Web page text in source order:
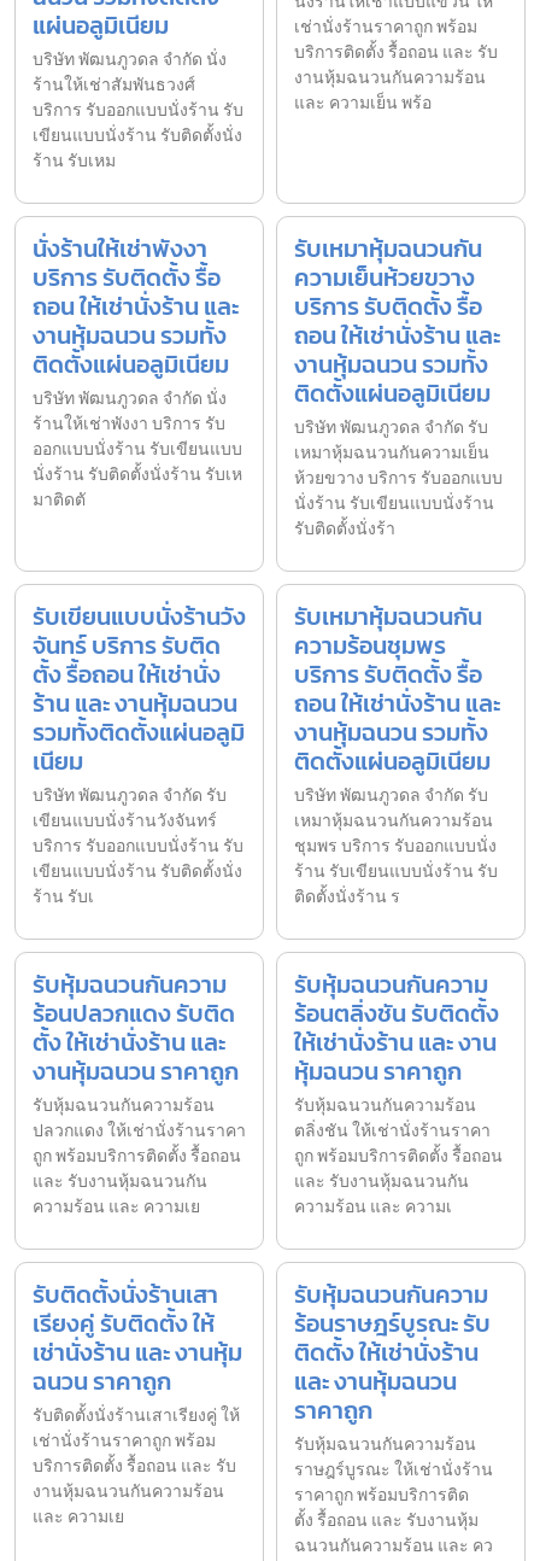
แผ่นอลูมิเนียม
บริษัท พัฒนภูวดล จำกัด นั่ง
ร้านให้เช่าสัมพันธวงศ์
บริการ รับออกแบบนั่งร้าน รับ
เขียนแบบนั่งร้าน รับติดตั้งนั่ง
ร้าน รับเหม
เช่านั่งร้านราคาถูก พร้อม
บริการติดตั้ง รื้อถอน และ รับ
งานหุ้มฉนวนกันความร้อน
และ ความเย็น พร้อ
นั่งร้านให้เช่าพังงา
บริการ รับติดตั้ง รื้อ
ถอน ให้เช่านั่งร้าน และ
งานหุ้มฉนวน รวมทั้ง
ติดตั้งแผ่นอลูมิเนียม
บริษัท พัฒนภูวดล จำกัด นั่ง
ร้านให้เช่าพังงา บริการ รับ
ออกแบบนั่งร้าน รับเขียนแบบ
นั่งร้าน รับติดตั้งนั่งร้าน รับเห
มาติดตั
รับเหมาหุ้มฉนวนกัน
ความเย็นห้วยขวาง
บริการ รับติดตั้ง รื้อ
ถอน ให้เช่านั่งร้าน และ
งานหุ้มฉนวน รวมทั้ง
ติดตั้งแผ่นอลูมิเนียม
บริษัท พัฒนภูวดล จำกัด รับ
เหมาหุ้มฉนวนกันความเย็น
ห้วยขวาง บริการ รับออกแบบ
นั่งร้าน รับเขียนแบบนั่งร้าน
รับติดตั้งนั่งร้า
รับเขียนแบบนั่งร้านวัง
จันทร์ บริการ รับติด
ตั้ง รื้อถอน ให้เช่านั่ง
ร้าน และ งานหุ้มฉนวน
รวมทั้งติดตั้งแผ่นอลูมิ
เนียม
บริษัท พัฒนภูวดล จำกัด รับ
เขียนแบบนั่งร้านวังจันทร์
บริการ รับออกแบบนั่งร้าน รับ
เขียนแบบนั่งร้าน รับติดตั้งนั่ง
ร้าน รับเ
รับเหมาหุ้มฉนวนกัน
ความร้อนชุมพร
บริการ รับติดตั้ง รื้อ
ถอน ให้เช่านั่งร้าน และ
งานหุ้มฉนวน รวมทั้ง
ติดตั้งแผ่นอลูมิเนียม
บริษัท พัฒนภูวดล จำกัด รับ
เหมาหุ้มฉนวนกันความร้อน
ชุมพร บริการ รับออกแบบนั่ง
ร้าน รับเขียนแบบนั่งร้าน รับ
ติดตั้งนั่งร้าน ร
รับหุ้มฉนวนกันความ
ร้อนปลวกแดง รับติด
ตั้ง ให้เช่านั่งร้าน และ
งานหุ้มฉนวน ราคาถูก
รับหุ้มฉนวนกันความร้อน
ปลวกแดง ให้เช่านั่งร้านราคา
ถูก พร้อมบริการติดตั้ง รื้อถอน
และ รับงานหุ้มฉนวนกัน
ความร้อน และ ความเย
รับหุ้มฉนวนกันความ
ร้อนตลิ่งชัน รับติดตั้ง
ให้เช่านั่งร้าน และ งาน
หุ้มฉนวน ราคาถูก
รับหุ้มฉนวนกันความร้อน
ตลิ่งชัน ให้เช่านั่งร้านราคา
ถูก พร้อมบริการติดตั้ง รื้อถอน
และ รับงานหุ้มฉนวนกัน
ความร้อน และ ความเ
รับติดตั้งนั่งร้านเสา
เรียงคู่ รับติดตั้ง ให้
เช่านั่งร้าน และ งานหุ้ม
ฉนวน ราคาถูก
รับติดตั้งนั่งร้านเสาเรียงคู่ ให้
เช่านั่งร้านราคาถูก พร้อม
บริการติดตั้ง รื้อถอน และ รับ
งานหุ้มฉนวนกันความร้อน
และ ความเย
รับหุ้มฉนวนกันความ
ร้อนราษฎร์บูรณะ รับ
ติดตั้ง ให้เช่านั่งร้าน
และ งานหุ้มฉนวน
ราคาถูก
รับหุ้มฉนวนกันความร้อน
ราษฎร์บูรณะ ให้เช่านั่งร้าน
ราคาถูก พร้อมบริการติด
ตั้ง รื้อถอน และ รับงานหุ้ม
ฉนวนกันความร้อน และ คว